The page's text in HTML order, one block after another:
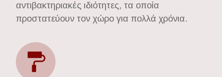
αντιβακτηριακές ιδιότητες, τα οποία
προστατεύουν τον χώρο για πολλά χρόνια.